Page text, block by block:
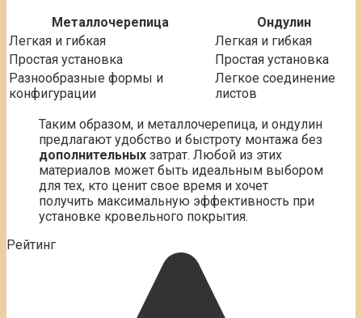
Металлочерепица
Ондулин
Легкая и гибкая
Легкая и гибкая
Простая установка
Простая установка
Разнообразные формы и
конфигурации
Легкое соединение
листов
Таким образом, и металлочерепица, и ондулин
предлагают удобство и быстроту монтажа без
дополнительных затрат. Любой из этих
материалов может быть идеальным выбором
для тех, кто ценит свое время и хочет
получить максимальную эффективность при
установке кровельного покрытия.
Рейтинг